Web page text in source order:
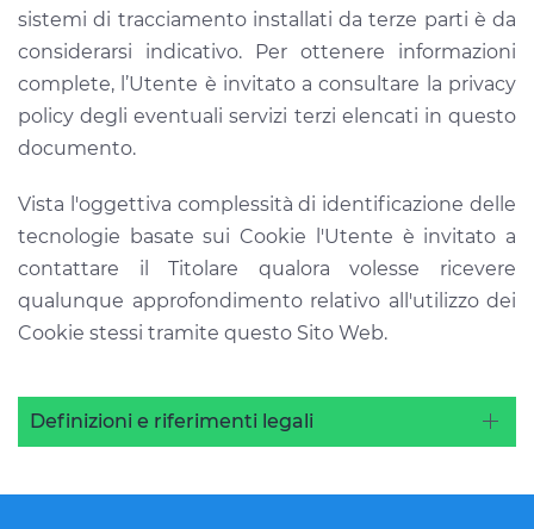
sistemi di tracciamento installati da terze parti è da
considerarsi indicativo. Per ottenere informazioni
complete, l’Utente è invitato a consultare la privacy
policy degli eventuali servizi terzi elencati in questo
documento.
Vista l'oggettiva complessità di identificazione delle
tecnologie basate sui Cookie l'Utente è invitato a
contattare il Titolare qualora volesse ricevere
qualunque approfondimento relativo all'utilizzo dei
Cookie stessi tramite questo Sito Web.
Definizioni e riferimenti legali